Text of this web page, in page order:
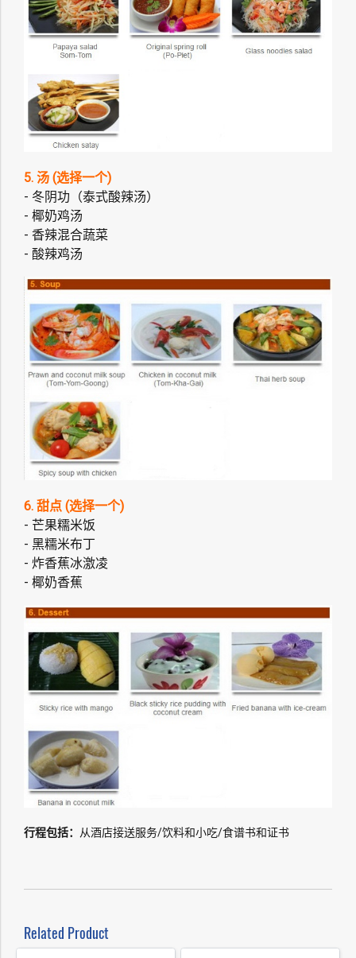
5. 汤 (选择一个)
- 冬阴功（泰式酸辣汤）
- 椰奶鸡汤
- 香辣混合蔬菜
- 酸辣鸡汤
6. 甜点 (选择一个)
- 芒果糯米饭
- 黑糯米布丁
- 炸香蕉冰激凌
- 椰奶香蕉
行程包括： 从酒店接送服务/饮料和小吃/食谱书和证书
Related Product